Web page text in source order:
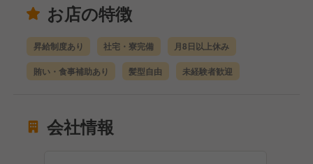
お店の特徴
昇給制度あり 社宅・寮完備 月8日以上休み
賄い・食事補助あり 髪型自由 未経験者歓迎
会社情報